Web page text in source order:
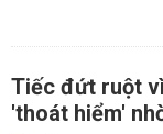
Tiếc đứt ruột
'thoát hiểm'